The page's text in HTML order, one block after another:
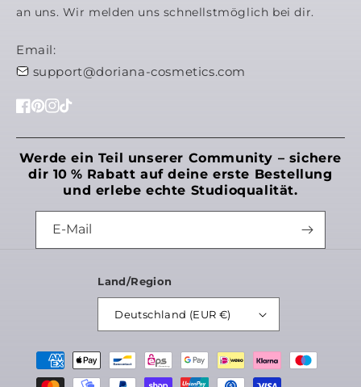
Möchtest du uns noch etwas mitteilen?
an uns. Wir melden uns schnellstmöglich bei dir.
Email:
support@doriana-cosmetics.com
Facebook
Pinterest
Instagram
TikTok
Werde ein Teil unserer Community – sichere
dir 10 % Rabatt auf deine erste Bestellung
und erlebe echte Studioqualität.
E-Mail
Land/Region
Deutschland (EUR €)
Zahlungsmethoden